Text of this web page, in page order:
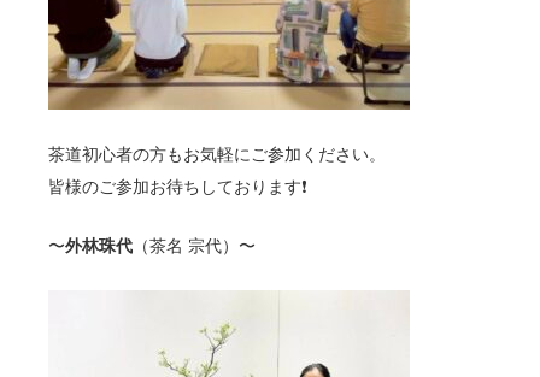
茶道初心者の方もお気軽にご参加ください。
皆様のご参加お待ちしております❗️
〜外林珠代 （茶名 宗代）〜